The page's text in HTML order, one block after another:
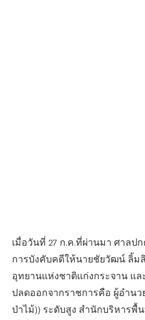
เมื่อวันที่ 27 ก.ค.ที่ผ่านมา ศาลป
การบังคับคดีให้นายชัยวัฒน์ ลิ้ม
อุทยานแห่งชาติแก่งกระจาน แ
ปลดออกจากราชการคือ ผู้อำนว
ป่าไม้)) ระดับสูง สำนักบริหารพื้